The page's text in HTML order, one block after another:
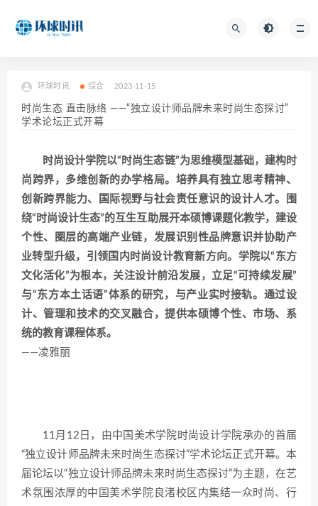
环球时讯 综合 2023-11-15
时尚生态 直击脉络 ——“独立设计师品牌未来时尚生态探讨”
学术论坛正式开幕
时尚设计学院以“时尚生态链”为思维模型基础，建构时
尚跨界，多维创新的办学格局。培养具有独立思考精神、
创新跨界能力、国际视野与社会责任意识的设计人才。围
绕“时尚设计生态”的互生互助展开本硕博课题化教学，建设
个性、圈层的高端产业链，发展识别性品牌意识并协助产
业转型升级，引领国内时尚设计教育新方向。学院以“东方
文化活化”为根本，关注设计前沿发展，立足“可持续发展”
与“东方本土话语”体系的研究，与产业实时接轨。通过设
计、管理和技术的交叉融合，提供本硕博个性、市场、系
统的教育课程体系。
——凌雅丽
11月12日，由中国美术学院时尚设计学院承办的首届
“独立设计师品牌未来时尚生态探讨”学术论坛正式开幕。本
届论坛以“独立设计师品牌未来时尚生态探讨”为主题，在艺
术氛围浓厚的中国美术学院良渚校区内集结一众时尚、行